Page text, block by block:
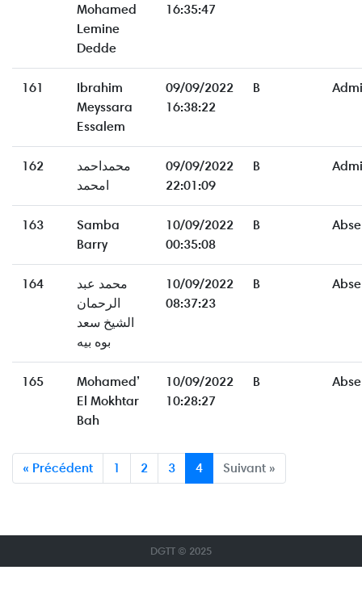
Mohamed
Lemine
Dedde
16:35:47
161
Ibrahim
Meyssara
Essalem
09/09/2022
16:38:22
B
162
محمداحمد
امحمد
09/09/2022
22:01:09
B
163
Samba
Barry
10/09/2022
00:35:08
B
164
محمد عبد
الرحمان
الشيخ سعد
بوه بيه
10/09/2022
08:37:23
B
165
Mohamed’
El Mokhtar
Bah
10/09/2022
10:28:27
B
« Précédent 1 2 3 4 Suivant »
DGTT © 2025